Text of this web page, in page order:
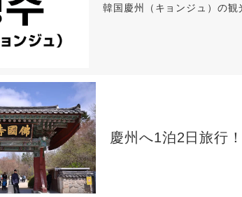
韓国慶州（キョンジュ）の観
慶州へ1泊2日旅行